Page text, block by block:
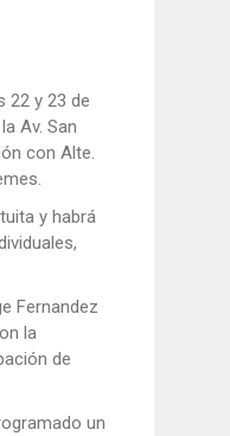
22 y 23 de
Av. San
con Alte.
y habrá
Fernandez
la
de
un